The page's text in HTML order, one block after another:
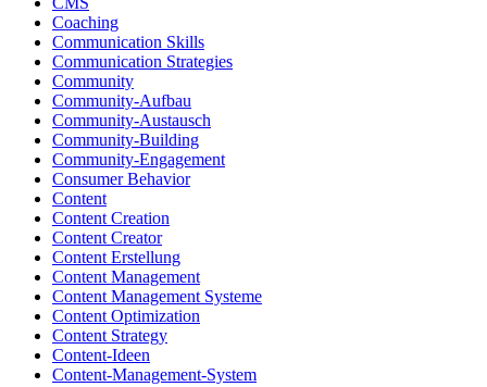
Coaching
Communication Skills
Communication Strategies
Community
Community-Aufbau
Community-Austausch
Community-Building
Community-Engagement
Consumer Behavior
Content
Content Creation
Content Creator
Content Erstellung
Content Management
Content Management Systeme
Content Optimization
Content Strategy
Content-Ideen
Content-Management-System